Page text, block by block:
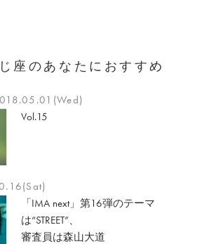
座のあなたにおすすめ
Vol.15
「IMA next」第16弾のテーマ
は“STREET”、
審査員は森山大道